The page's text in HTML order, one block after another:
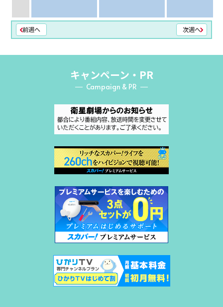
前週へ 次週へ
キャンペーン・PR
Campaign & PR